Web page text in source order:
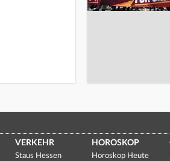
VERKEHR
Staus Hessen
HOROSKOP
Horoskop Heute